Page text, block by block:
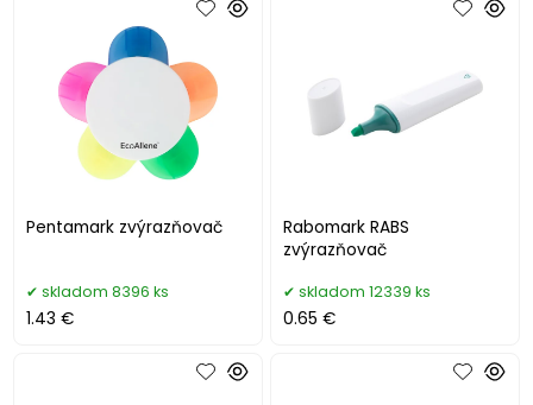
Pentamark zvýrazňovač
skladom 8396 ks
1.43 €
Rabomark RABS
zvýrazňovač
skladom 12339 ks
0.65 €